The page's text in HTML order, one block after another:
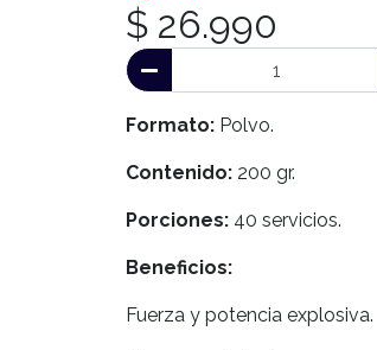
$ 26.990
Formato: Polvo.
Contenido: 200 gr.
Porciones: 40 servicios.
Beneficios:
Fuerza y potencia explosiva.